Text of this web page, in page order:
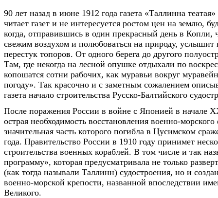
90 лет назад в июне 1912 года газета «Таллинна
читает газет и не интересуется ростом цен на землю,
когда, отправившись в один прекрасный день в Копли,
свежим воздухом и полюбоваться на природу, услышит
перестук топоров. От одного берега до другого
Там, где некогда на лесной опушке отдыхали по
копошатся сотни рабочих, как муравьи вокруг
погоду». Так красочно и с заметным сожалением
газета начало строительства Русско-Балтийского
После поражения России в войне с Японией в начале
острая необходимость восстановления военно-
значительная часть которого погибла в Цусимском
года. Правительство России в 1910 году принимет
строительства военных кораблей. В том числе и так
программу», которая предусматривала не только
(как тогда называли Таллинн) судостроения, но и
военно-морской крепости, названной впоследствии
Великого.